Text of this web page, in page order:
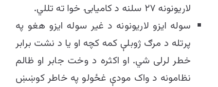
لاریونونه ۲۷ سلنه د کامیابۍ خوا ته تللي.
سوله ایزو لاریونونه د غیر سوله ایزو هغو په
پرتله د مرګ ژوبلې کمه کچه او یا د نشت برابر
خطر لرلی شي. او اکثره د وخت جابر او ظالم
نظامونه د واک مودې غځولو په خاطر کوښښ